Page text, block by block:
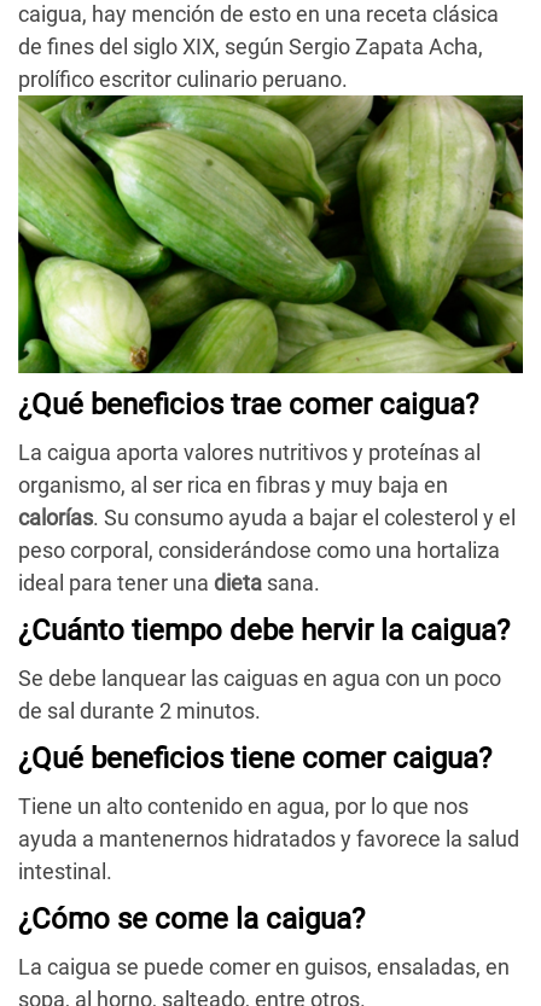
caigua, hay mención de esto en una receta clásica
de fines del siglo XIX, según Sergio Zapata Acha,
prolífico escritor culinario peruano.
¿Qué beneficios trae comer caigua?
La caigua aporta valores nutritivos y proteínas al
organismo, al ser rica en fibras y muy baja en
calorías. Su consumo ayuda a bajar el colesterol y el
peso corporal, considerándose como una hortaliza
ideal para tener una dieta sana.
¿Cuánto tiempo debe hervir la caigua?
Se debe lanquear las caiguas en agua con un poco
de sal durante 2 minutos.
¿Qué beneficios tiene comer caigua?
Tiene un alto contenido en agua, por lo que nos
ayuda a mantenernos hidratados y favorece la salud
intestinal.
¿Cómo se come la caigua?
La caigua se puede comer en guisos, ensaladas, en
sopa, al horno, salteado, entre otros.